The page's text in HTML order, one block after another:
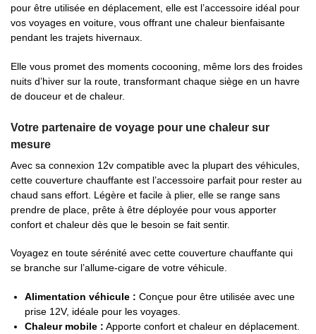
pour être utilisée en déplacement, elle est l’accessoire idéal pour
vos voyages en voiture, vous offrant une chaleur bienfaisante
pendant les trajets hivernaux.
Elle vous promet des moments cocooning, même lors des froides
nuits d’hiver sur la route, transformant chaque siège en un havre
de douceur et de chaleur.
Votre partenaire de voyage pour une chaleur sur
mesure
Avec sa connexion 12v compatible avec la plupart des véhicules,
cette couverture chauffante est l’accessoire parfait pour rester au
chaud sans effort. Légère et facile à plier, elle se range sans
prendre de place, prête à être déployée pour vous apporter
confort et chaleur dès que le besoin se fait sentir.
Voyagez en toute sérénité avec cette couverture chauffante qui
se branche sur l’allume-cigare de votre véhicule.
Alimentation véhicule : Conçue pour être utilisée avec une
prise 12V, idéale pour les voyages.
Chaleur mobile : Apporte confort et chaleur en déplacement.